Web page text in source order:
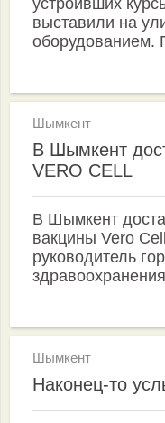
выставили на
оборудованием.
Шымкент
В Шымкент
VERO CELL
В Шымкент
вакцины Vero
руководитель
Шымкент
Наконец-то